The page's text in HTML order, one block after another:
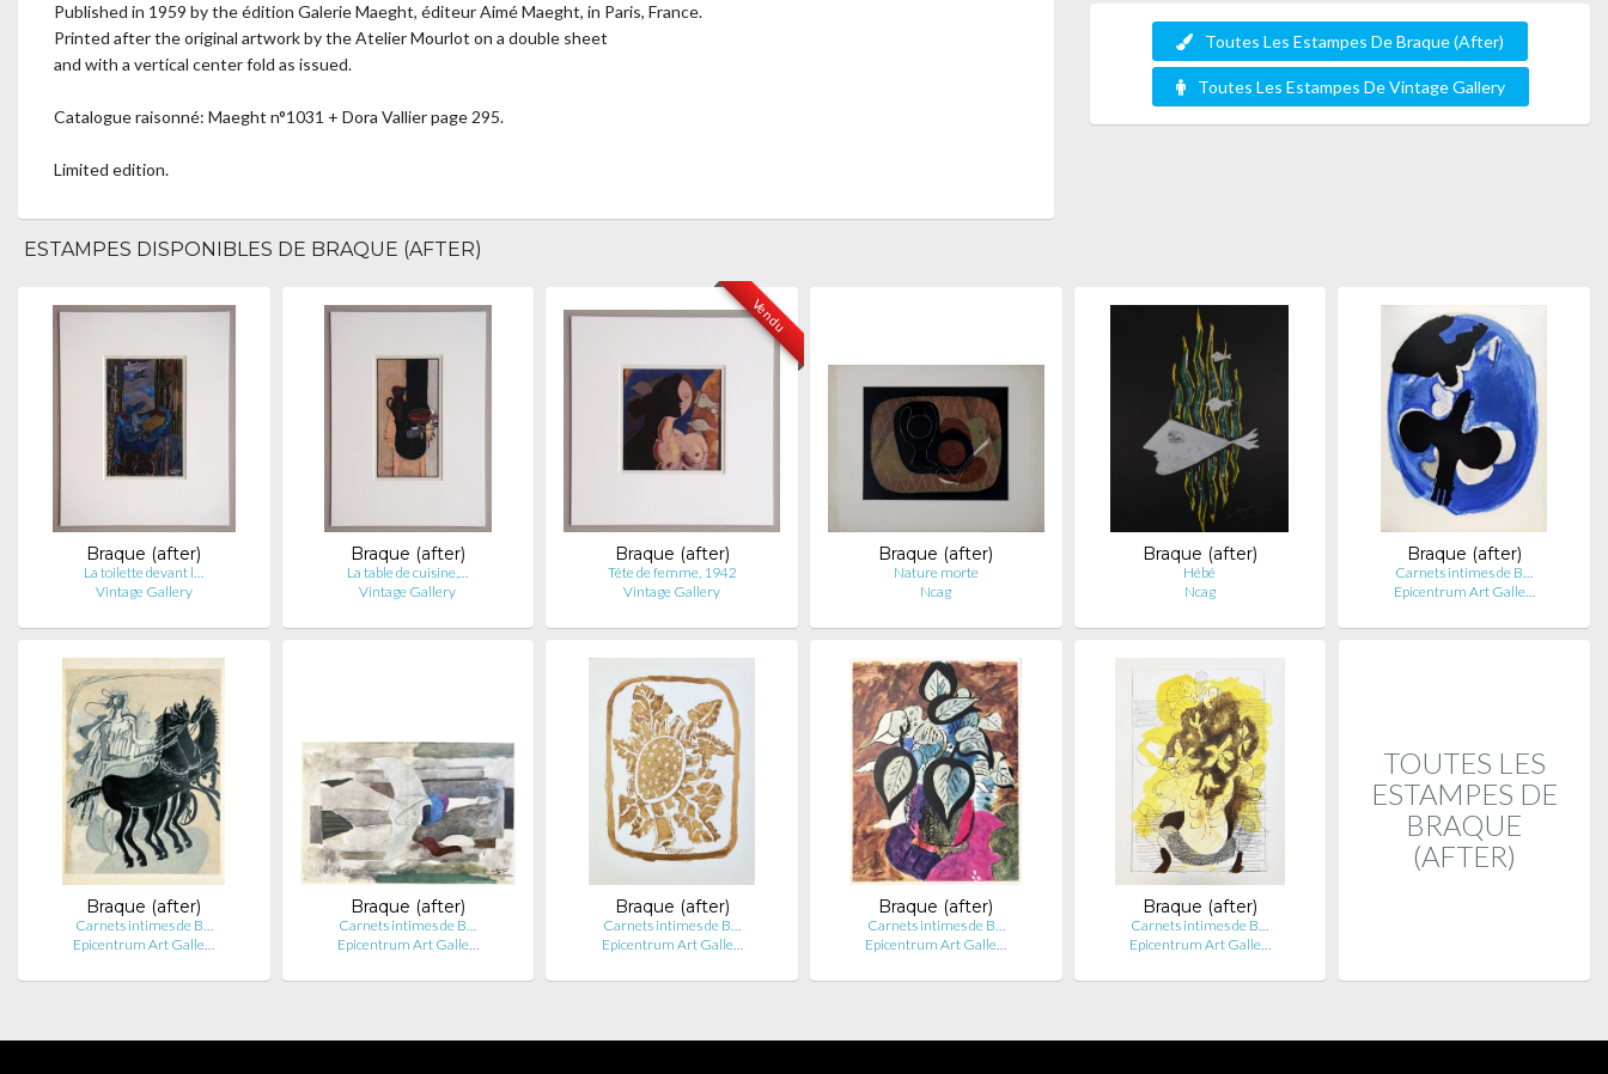
Published in 1959 by the édition Galerie Maeght, éditeur Aimé Maeght, in Paris, France.
Printed after the original artwork by the Atelier Mourlot on a double sheet
and with a vertical center fold as issued.
Catalogue raisonné: Maeght n°1031 + Dora Vallier page 295.
Limited edition.
Toutes Les Estampes De Braque (After)
Toutes Les Estampes De Vintage Gallery
ESTAMPES DISPONIBLES DE BRAQUE (AFTER)
Braque (after)
La toilette devant l…
Vintage Gallery
Braque (after)
La table de cuisine,…
Vintage Gallery
Vendu
Braque (after)
Tête de femme, 1942
Vintage Gallery
Braque (after)
Nature morte
Ncag
Braque (after)
Hébé
Ncag
Braque (after)
Carnets intimes de B…
Epicentrum Art Galle…
Braque (after)
Carnets intimes de B…
Epicentrum Art Galle…
Braque (after)
Carnets intimes de B…
Epicentrum Art Galle…
Braque (after)
Carnets intimes de B…
Epicentrum Art Galle…
Braque (after)
Carnets intimes de B…
Epicentrum Art Galle…
Braque (after)
Carnets intimes de B…
Epicentrum Art Galle…
TOUTES LES
ESTAMPES DE
BRAQUE
(AFTER)